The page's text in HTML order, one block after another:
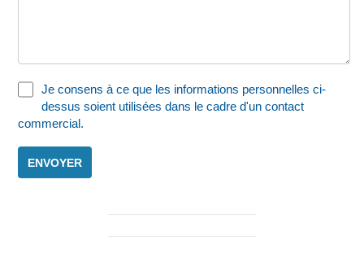
Je consens à ce que les informations personnelles ci-
dessus soient utilisées dans le cadre d'un contact
commercial.
ENVOYER